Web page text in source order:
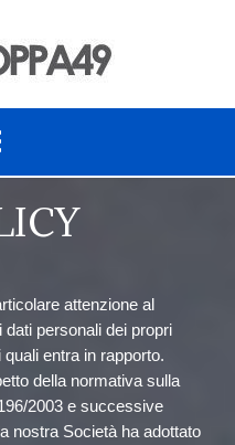
attenzione al
personali dei propri
entra in rapporto.
della normativa sulla
2003 e successive
nostra Società ha adottato